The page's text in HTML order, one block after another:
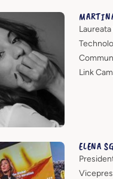
Link
ELENA